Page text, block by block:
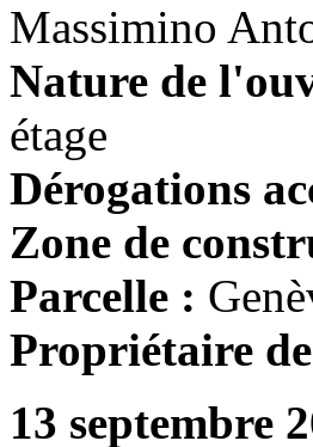
Massimino
Nature de
étage
Dérogations
Zone de
Parcelle :
Propriétaire
13 septembre